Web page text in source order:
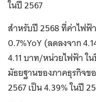
ในปี 2567
สำหรับปี 2568 ที่ค่าไฟฟ้
0.7%YoY (ลดลงจาก
4.11 บาท/หน่วยไฟฟ้า ใ
มัธยฐานของภาคธุรกิจข
2567 เป็น 4.39% ในปี